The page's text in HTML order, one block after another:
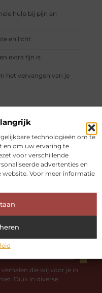
technologieën om te
en om uw ervaring te
voor verschillende
advertenties en
website. Voor meer informatie
hulp bij pijn en
en licht
extra fijn is
het vervangen van je
al bekeken?
die wij voor je in
Duik in diverse
VOLGENDE
Mobiele telefoon erg duur